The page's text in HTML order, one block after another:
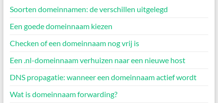
Soorten domeinnamen: de verschillen uitgelegd
Een goede domeinnaam kiezen
Checken of een domeinnaam nog vrij is
Een .nl-domeinnaam verhuizen naar een nieuwe host
DNS propagatie: wanneer een domeinnaam actief wordt
Wat is domeinnaam forwarding?